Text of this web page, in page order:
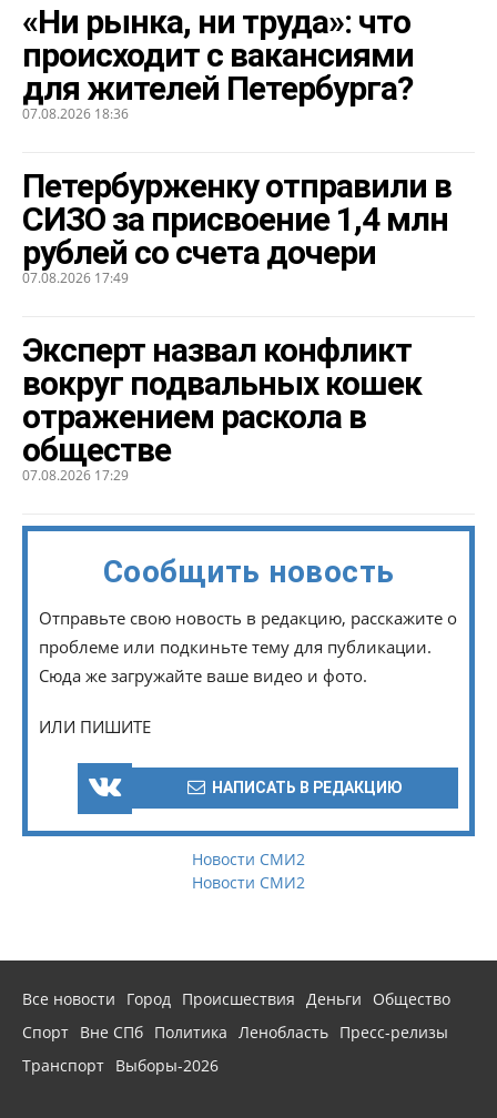
«Ни рынка, ни труда»: что
происходит с вакансиями
для жителей Петербурга?
07.08.2026 18:36
Петербурженку отправили в
СИЗО за присвоение 1,4 млн
рублей со счета дочери
07.08.2026 17:49
Эксперт назвал конфликт
вокруг подвальных кошек
отражением раскола в
обществе
07.08.2026 17:29
Сообщить новость
Отправьте свою новость в редакцию, расскажите о
проблеме или подкиньте тему для публикации.
Сюда же загружайте ваше видео и фото.
ИЛИ ПИШИТЕ
НАПИСАТЬ В РЕДАКЦИЮ
Новости СМИ2
Новости СМИ2
Все новости Город Происшествия Деньги
Общество
Спорт Вне СПб Политика Ленобласть Пресс-релизы
Транспорт Выборы-2026